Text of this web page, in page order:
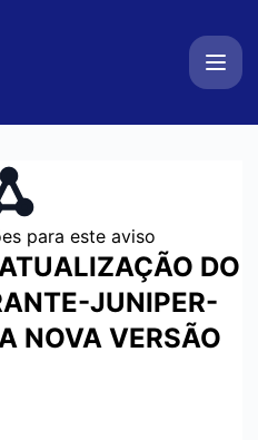
para este aviso
DO
JUNIPER-
NOVA VERSÃO